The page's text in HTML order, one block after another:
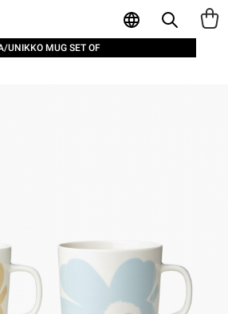
UNIKKO MUG SET OF